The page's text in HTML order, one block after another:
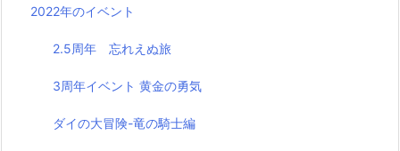
2022年のイベント
2.5周年 忘れえぬ旅
3周年イベント 黄金の勇気
ダイの大冒険-竜の騎士編